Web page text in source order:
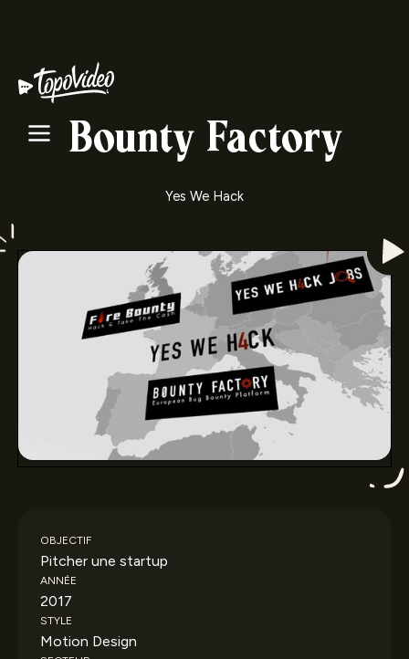
Bounty Factory
Yes We Hack
OBJECTIF
Pitcher une startup
ANNÉE
2017
STYLE
Motion Design